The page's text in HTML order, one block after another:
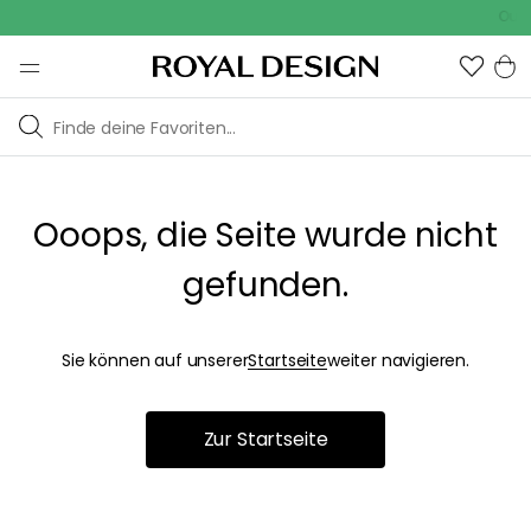
Ooops, die Seite wurde nicht
gefunden.
Sie können auf unsererStartseiteweiter navigieren.
Zur Startseite